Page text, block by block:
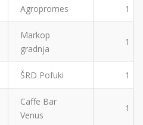
Agropromes 1
Markop
gradnja
1
ŠRD Pofuki 1
Caffe Bar
Venus
1